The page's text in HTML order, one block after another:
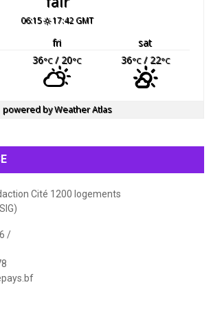
06:15 17:42 GMT
fri
sat
36°C/ 20°C 36°C/ 22°C
powered byWeather Atlas
Cité 1200 logements
/